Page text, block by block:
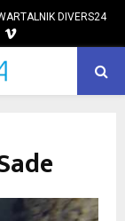
DIVERS24
VIMEO